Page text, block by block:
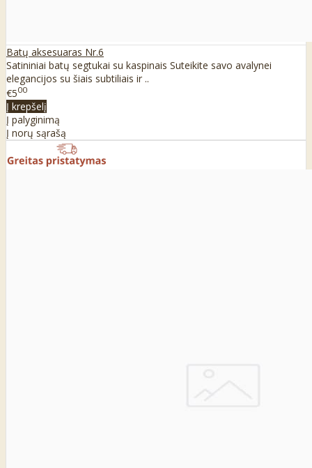
Batų aksesuaras Nr.6
Satininiai batų segtukai su kaspinais Suteikite savo avalynei
elegancijos su šiais subtiliais ir ..
€500
Į krepšelį
Į palyginimą
Į norų sąrašą